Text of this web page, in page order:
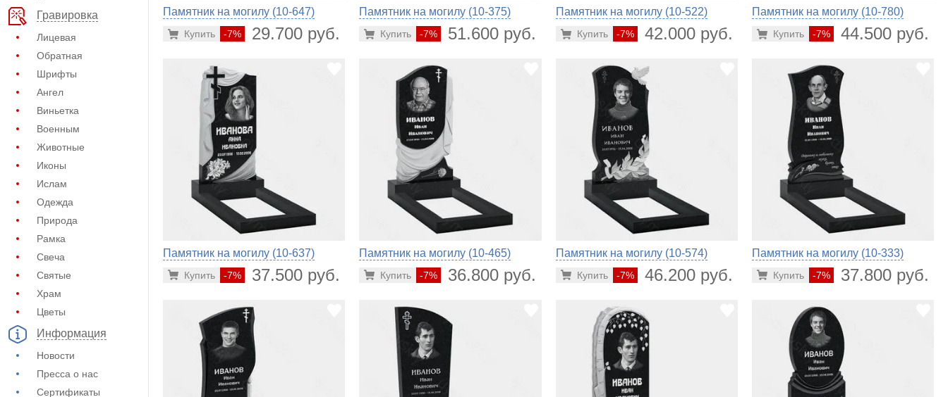
Гравировка
Лицевая
Обратная
Шрифты
Ангел
Виньетка
Военным
Животные
Иконы
Ислам
Одежда
Природа
Рамка
Свеча
Святые
Храм
Цветы
Информация
Новости
Пресса о нас
Сертификаты
Памятник на могилу (10-647)
-7% 29.700 руб.
Купить
Памятник на могилу (10-375)
-7% 51.600 руб.
Купить
Памятник на могилу (10-522)
-7% 42.000 руб.
Купить
Памятник на могилу (10-780)
-7% 44.500 руб.
Купить
Памятник на могилу (10-637)
-7% 37.500 руб.
Купить
Памятник на могилу (10-465)
-7% 36.800 руб.
Купить
Памятник на могилу (10-574)
-7% 46.200 руб.
Купить
Памятник на могилу (10-333)
-7% 37.800 руб.
Купить